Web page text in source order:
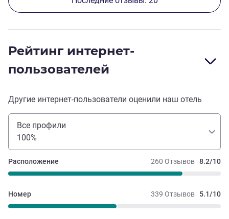
Рейтинг интернет-
пользователей
Другие интернет-пользователи оценили наш отель
Все профили
100%
260 Отзывов 8.2/10
Расположение
339 Отзывов 5.1/10
Номер